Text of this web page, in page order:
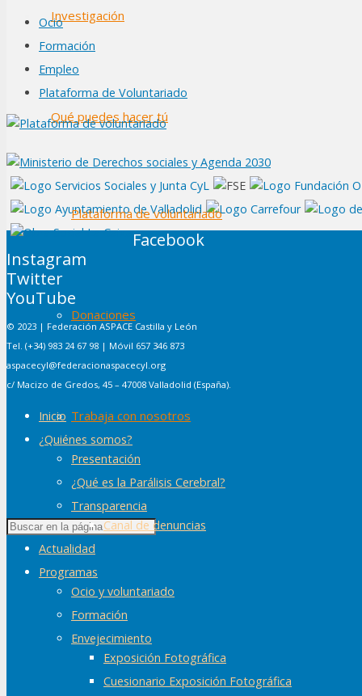
Investigación
Qué puedes hacer tú
Plataforma de voluntariado
Donaciones
Trabaja con nosotros
Ocio
Formación
Empleo
Plataforma de Voluntariado
Facebook
Instagram
Twitter
YouTube
© 2023 | Federación ASPACE Castilla y León
Tel. (+34) 983 24 67 98 | Móvil 657 346 873
aspacecyl@federacionaspacecyl.org
c/ Macizo de Gredos, 45 – 47008 Valladolid (España).
Inicio
¿Quiénes somos?
Presentación
¿Qué es la Parálisis Cerebral?
Transparencia
Canal de denuncias
Actualidad
Programas
Ocio y voluntariado
Formación
Envejecimiento
Exposición Fotográfica
Cuesionario Exposición Fotográfica